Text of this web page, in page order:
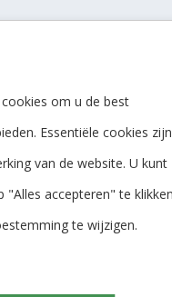
de
waarin wij u
per sector.
om u de best
Essentiële cookies zijn
van de website. U kunt
accepteren" te
te wijzigen.